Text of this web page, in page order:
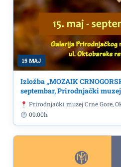
15 MAJ
Izložba „MOZAIK
septembar, Prirodnjački muzej
Prirodnjački muzej Crne Gore,
09:00h